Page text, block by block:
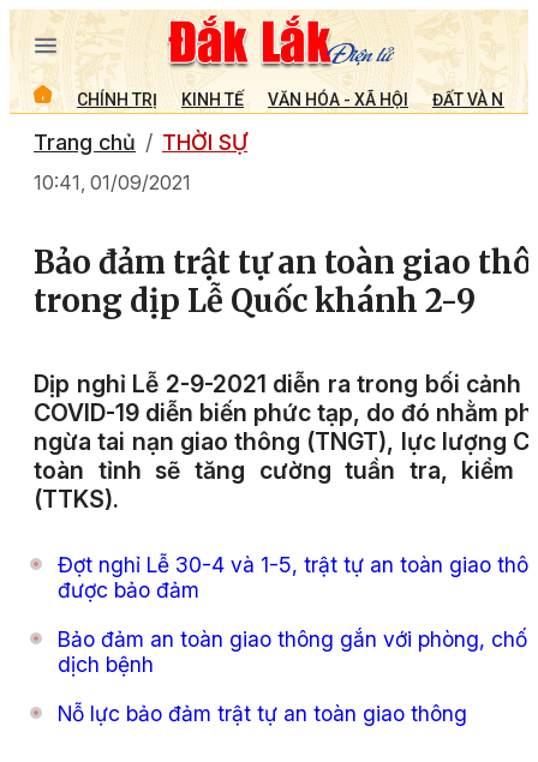
CHÍNH TRỊ KINH TẾ VĂN HÓA - XÃ HỘI ĐẤT VÀ
Trang chủ THỜI SỰ
10:41, 01/09/2021
Bảo đảm trật tự an toàn giao
trong dịp Lễ Quốc khánh 2-9
Dịp nghỉ Lễ 2-9-2021 diễn ra trong bối cảnh
COVID-19 diễn biến phức tạp, do đó nhằm
ngừa tai nạn giao thông (TNGT), lực lượng
toàn tỉnh sẽ tăng cường tuần tra, kiểm
(TTKS).
Đợt nghỉ Lễ 30-4 và 1-5, trật tự an toàn giao
được bảo đảm
Bảo đảm an toàn giao thông gắn với phòng,
dịch bệnh
Nỗ lực bảo đảm trật tự an toàn giao thông